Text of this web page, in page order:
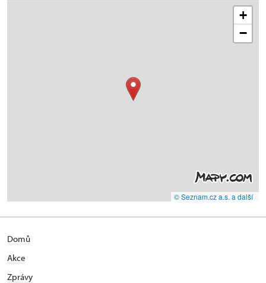
+
−
© Seznam.cz a.s. a další
Domů
Akce
Zprávy